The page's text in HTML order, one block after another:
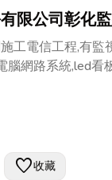
限公司彰化
工電信工程,有監
腦網路系統,led看
favorite收藏